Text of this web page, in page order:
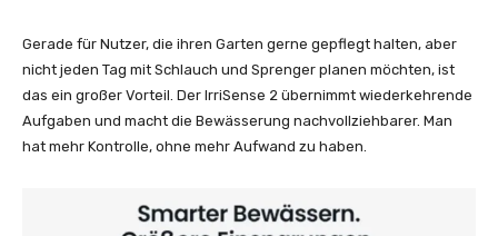
Gerade für Nutzer, die ihren Garten gerne gepflegt halten, aber
nicht jeden Tag mit Schlauch und Sprenger planen möchten, ist
das ein großer Vorteil. Der IrriSense 2 übernimmt wiederkehrende
Aufgaben und macht die Bewässerung nachvollziehbarer. Man
hat mehr Kontrolle, ohne mehr Aufwand zu haben.